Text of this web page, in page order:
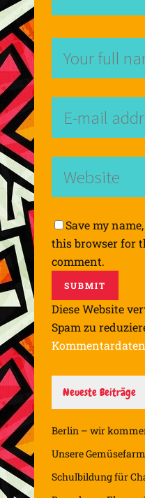
Save my
this browser for
comment.
Diese Website
Spam zu
Neueste Beiträge
Berlin – wir
Unsere
Schulbildung für